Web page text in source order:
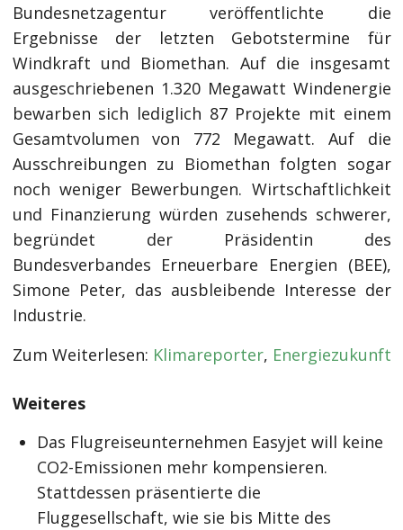
Bundesnetzagentur veröffentlichte die
Ergebnisse der letzten Gebotstermine für
Windkraft und Biomethan. Auf die insgesamt
ausgeschriebenen 1.320 Megawatt Windenergie
bewarben sich lediglich 87 Projekte mit einem
Gesamtvolumen von 772 Megawatt. Auf die
Ausschreibungen zu Biomethan folgten sogar
noch weniger Bewerbungen. Wirtschaftlichkeit
und Finanzierung würden zusehends schwerer,
begründet der Präsidentin des
Bundesverbandes Erneuerbare Energien (BEE),
Simone Peter, das ausbleibende Interesse der
Industrie.
Zum Weiterlesen: Klimareporter, Energiezukunft
Weiteres
Das Flugreiseunternehmen Easyjet will keine
CO2-Emissionen mehr kompensieren.
Stattdessen präsentierte die
Fluggesellschaft, wie sie bis Mitte des